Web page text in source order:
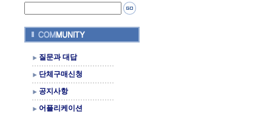
질문과 대답
단체구매신청
공지사항
어플리케이션